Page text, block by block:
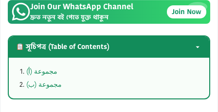
×
Join Our WhatsApp Channel
দ্রুত নতুন বই পেতে যুক্ত থাকুন
Join Now
সূচিপত্র (Table of Contents)
مجموعة (أ)
مجموعة (ب)